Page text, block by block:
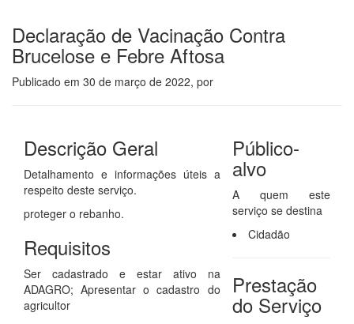
Declaração de Vacinação Contra
Brucelose e Febre Aftosa
Publicado em 30 de março de 2022, por
Descrição Geral
Detalhamento e informações úteis a
respeito deste serviço.
proteger o rebanho.
Requisitos
Ser cadastrado e estar ativo na
ADAGRO; Apresentar o cadastro do
agricultor
Público-
alvo
A quem este
serviço se destina
Cidadão
Prestação
do Serviço